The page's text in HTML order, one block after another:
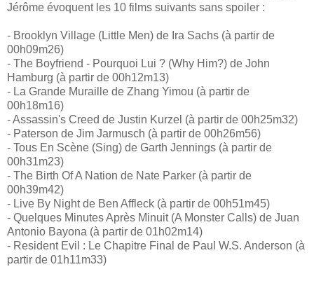
Jérôme évoquent les 10 films suivants sans spoiler :
- Brooklyn Village (Little Men) de Ira Sachs (à partir de
00h09m26)
- The Boyfriend - Pourquoi Lui ? (Why Him?) de John
Hamburg (à partir de 00h12m13)
- La Grande Muraille de Zhang Yimou (à partir de
00h18m16)
- Assassin's Creed de Justin Kurzel (à partir de 00h25m32)
- Paterson de Jim Jarmusch (à partir de 00h26m56)
- Tous En Scène (Sing) de Garth Jennings (à partir de
00h31m23)
- The Birth Of A Nation de Nate Parker (à partir de
00h39m42)
- Live By Night de Ben Affleck (à partir de 00h51m45)
- Quelques Minutes Après Minuit (A Monster Calls) de Juan
Antonio Bayona (à partir de 01h02m14)
- Resident Evil : Le Chapitre Final de Paul W.S. Anderson (à
partir de 01h11m33)